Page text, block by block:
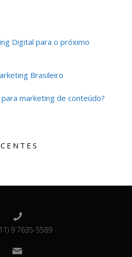
Digital para o próximo
Brasileiro
marketing de conteúdo?
9 7635-5589